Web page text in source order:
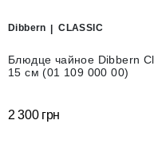
Dibbern CLASSIC
Блюдце чайное Dibbern
15 см (01 109 000 00)
2 300 грн